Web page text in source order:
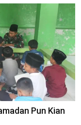
Pun Kian